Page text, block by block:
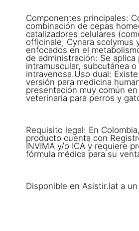
Componentes principales:
combinación de cepas
catalizadores celulares
officinale, Cynara scolymus
enfocados en el
de administración: Se aplica
intramuscular, subcutánea o
intravenosa.Uso dual:
versión para medicina
presentación muy común
veterinaria para perros y
Requisito legal: En
producto cuenta con
INVIMA y/o ICA y requiere
fórmula médica para su
Disponible en Asistir.lat a